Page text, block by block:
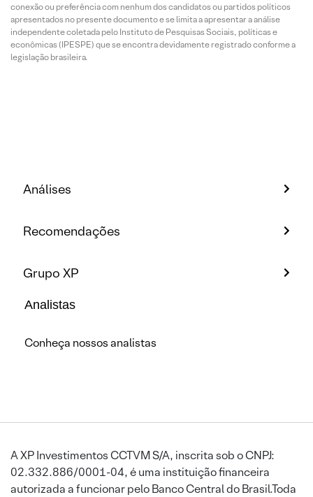
conexão ou preferência com nenhum dos candidatos ou partidos políticos
apresentados no presente documento e se limita a apresentar a análise
independente coletada pelo Instituto de Pesquisas Sociais, políticas e
econômicas (IPESPE) que se encontra devidamente registrado conforme a
legislação brasileira.
Análises
Recomendações
Grupo XP
Analistas
Conheça nossos analistas
A XP Investimentos CCTVM S/A, inscrita sob o CNPJ:
02.332.886/0001-04, é uma instituição financeira
autorizada a funcionar pelo Banco Central do Brasil.Toda